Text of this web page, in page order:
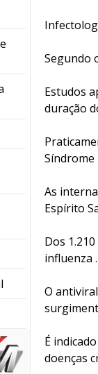
Segundo
Estudos
duração
Síndrome
As
Espírito
Dos
influenza .
O
É
doenças